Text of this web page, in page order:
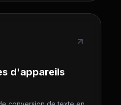
d'appareils